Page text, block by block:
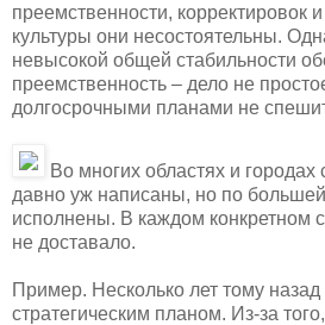
преемственности, корректировок
культуры они несостоятельны.
невысокой общей стабильности
преемственность – дело не
долгосрочными планами не
Во многих областях и городах
давно уж написаны, но по
исполнены. В каждом конкретном
не доставало.
Пример. Несколько лет тому
стратегическим планом. Из-за